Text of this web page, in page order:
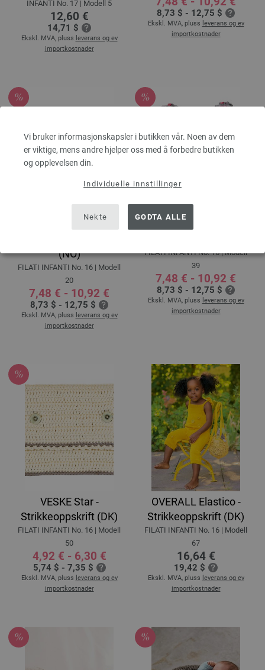
Vi bruker informasjonskapsler i butikken vår. Noen av dem
er viktige, mens andre hjelper oss med å forbedre butikken
og opplevelsen din.
Individuelle innstillinger
Nekte GODTA ALLE
INFANTI No. 17 | Modell 5
12,60 €
14,71 $
Ekskl. MVA, pluss leverans og ev
importkostnader
8,73 $ - 12,75 $
Ekskl. MVA, pluss leverans og ev
importkostnader
(NO)
FILATI INFANTI No. 16 | Modell
20
7,48 € - 10,92 €
8,73 $ - 12,75 $
Ekskl. MVA, pluss leverans og ev
importkostnader
FILATI INFANTI No. 16 | Modell
39
7,48 € - 10,92 €
8,73 $ - 12,75 $
Ekskl. MVA, pluss leverans og ev
importkostnader
VESKE Star -
Strikkeoppskrift (DK)
FILATI INFANTI No. 16 | Modell
50
4,92 € - 6,30 €
5,74 $ - 7,35 $
Ekskl. MVA, pluss leverans og ev
importkostnader
OVERALL Elastico -
Strikkeoppskrift (DK)
FILATI INFANTI No. 16 | Modell
67
16,64 €
19,42 $
Ekskl. MVA, pluss leverans og ev
importkostnader